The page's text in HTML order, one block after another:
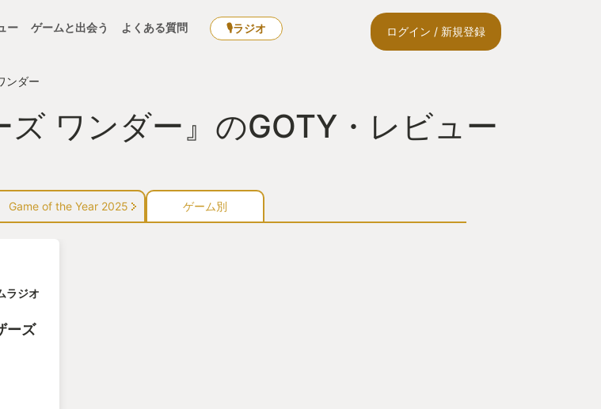
ー ゲームと出会う よくある質問 🎙ラジオ ログイン / 新規登録
ンダー
ズ ワンダー』のGOTY・レビュー
Game of the Year 2025 ゲーム別
ラジオ
ーズ